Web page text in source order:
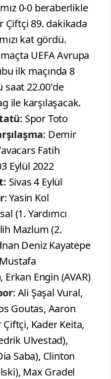
0-0 beraberlikle
Çiftçi 89. dakikada
kat gördü.
UEFA Avrupa
ilk maçında 8
saat 22.00'de
ile karşılaşacak.
: Spor Toto
: Demir
Fatih
Eylül 2022
Sivas 4 Eylül
: Yasin Kol
(1. Yardımcı
Mazlum (2.
Deniz Kayatepe
Engin (AVAR)
: Ali Şaşal Vural,
Goutas, Aaron
Kader Keita,
Ulvestad),
Saba), Clinton
Max Gradel